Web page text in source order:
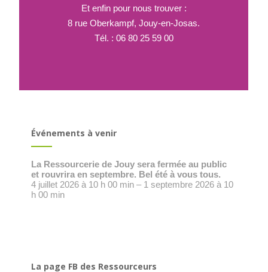
Et enfin pour nous trouver :
8 rue Oberkampf, Jouy-en-Josas.
Tél. : 06 80 25 59 00
Événements à venir
La Ressourcerie de Jouy sera fermée au public
et rouvrira en septembre. Bel été à vous tous.
4 juillet 2026 à 10 h 00 min – 1 septembre 2026 à 10
h 00 min
La page FB des Ressourceurs